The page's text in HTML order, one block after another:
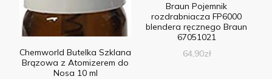
Chemworld Butelka Szklana
Brązowa z Atomizerem do
Nosa 10 ml
Braun Pojemnik
rozdrabniacza FP6000
blendera ręcznego Braun
67051021
64,90zł